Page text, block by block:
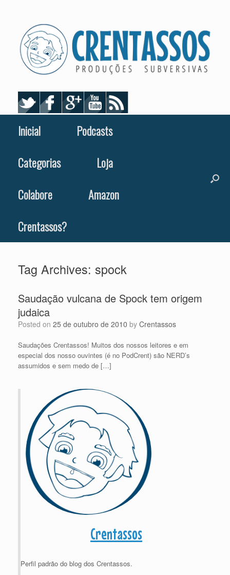
Inicial
Podcasts
Categorias
Loja
Colabore
Amazon
Crentassos?
Tag Archives: spock
Saudação vulcana de Spock tem origem
judaica
Posted on 25 de outubro de 2010 by Crentassos
Saudações Crentassos! Muitos dos nossos leitores e em
especial dos nosso ouvintes (é no PodCrent) são NERD’s
assumidos e sem medo de […]
Crentassos
Perfil padrão do blog dos Crentassos.